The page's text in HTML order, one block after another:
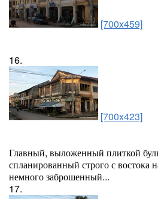
[700x459]
16.
[700x423]
Главный, выложенный плиткой
спланированный строго с востока
немного заброшенный...
17.